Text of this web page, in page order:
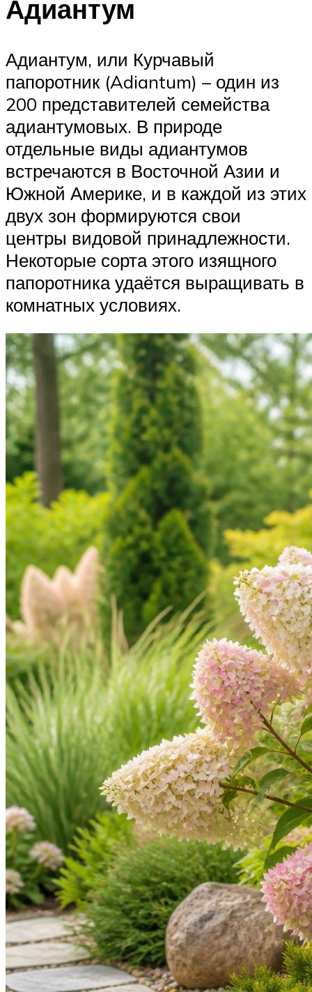
Адиантум
Адиантум, или Курчавый
папоротник (Adiantum) – один из
200 представителей семейства
адиантумовых. В природе
отдельные виды адиантумов
встречаются в Восточной Азии и
Южной Америке, и в каждой из этих
двух зон формируются свои
центры видовой принадлежности.
Некоторые сорта этого изящного
папоротника удаётся выращивать в
комнатных условиях.